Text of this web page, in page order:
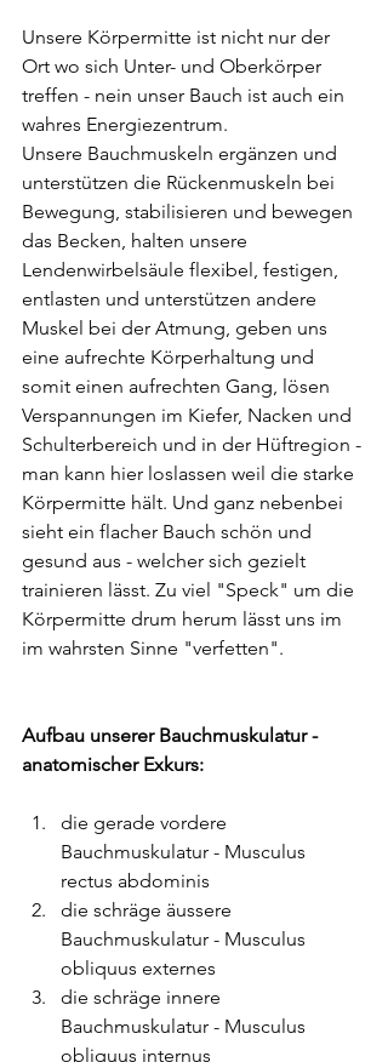
Unsere Körpermitte ist nicht nur der
Ort wo sich Unter- und Oberkörper
treffen - nein unser Bauch ist auch ein
wahres Energiezentrum.
Unsere Bauchmuskeln ergänzen und
unterstützen die Rückenmuskeln bei
Bewegung, stabilisieren und bewegen
das Becken, halten unsere
Lendenwirbelsäule flexibel, festigen,
entlasten und unterstützen andere
Muskel bei der Atmung, geben uns
eine aufrechte Körperhaltung und
somit einen aufrechten Gang, lösen
Verspannungen im Kiefer, Nacken und
Schulterbereich und in der Hüftregion -
man kann hier loslassen weil die starke
Körpermitte hält. Und ganz nebenbei
sieht ein flacher Bauch schön und
gesund aus - welcher sich gezielt
trainieren lässt. Zu viel "Speck" um die
Körpermitte drum herum lässt uns im
im wahrsten Sinne "verfetten".
Aufbau unserer Bauchmuskulatur -
anatomischer Exkurs:
die gerade vordere
Bauchmuskulatur - Musculus
rectus abdominis
die schräge äussere
Bauchmuskulatur - Musculus
obliquus externes
die schräge innere
Bauchmuskulatur - Musculus
obliquus internus